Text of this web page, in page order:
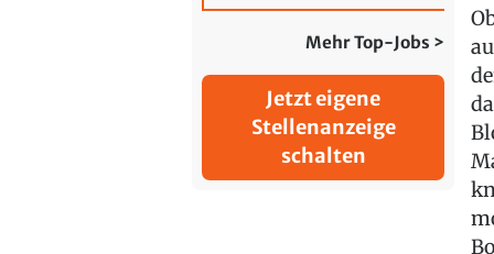
Mehr Top-Jobs >
Jetzt eigene
Stellenanzeige
schalten